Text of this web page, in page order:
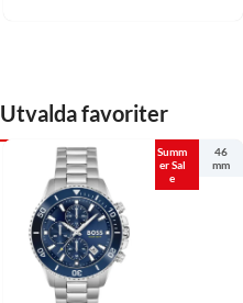
Utvalda favoriter
Summ
er Sal
e
46
mm